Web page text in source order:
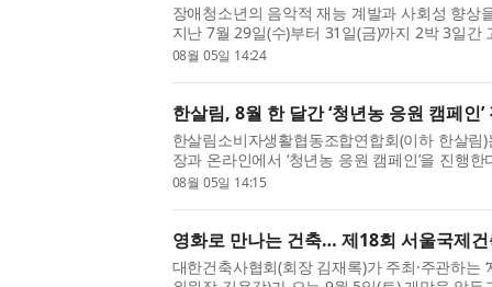
장애청소년의 음악적 재능 계발과 사회성 향상
지난 7월 29일(수)부터 31일(금)까지 2박 3일간
서 장애청소년 66명을 비롯해 멘토, 음악 지도
08월 05일 14:24
한살림, 8월 한 달간 ‘청년농 응원 캠페인’
한살림소비자생활협동조합연합회(이하 한살
장과 온라인에서 ‘청년농 응원 캠페인’을 진행
대 육성 사업의 일환으로, 소비자와 청년농부
08월 05일 14:15
영화로 만나는 건축… 제18회 서울국제
대한건축사협회(회장 김재록)가 주최·주관하는